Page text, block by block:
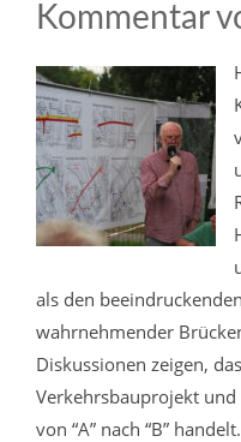
Kommentar
als den
wahrnehmender
Diskussionen zeigen,
Verkehrsbauprojekt
von “A” nach “B”